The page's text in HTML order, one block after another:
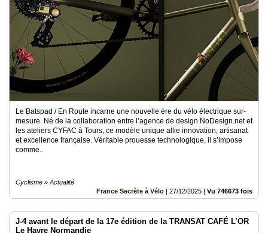
Le Batspad / En Route incarne une nouvelle ère du vélo électrique sur-
mesure. Né de la collaboration entre l’agence de design NoDesign.net et
les ateliers CYFAC à Tours, ce modèle unique allie innovation, artisanat
et excellence française. Véritable prouesse technologique, il s’impose
comme..
Cyclisme » Actualité
France Secrète à Vélo | 27/12/2025 | Vu 746673 fois
J-4 avant le départ de la 17e édition de la TRANSAT CAFÉ L’OR
Le Havre Normandie